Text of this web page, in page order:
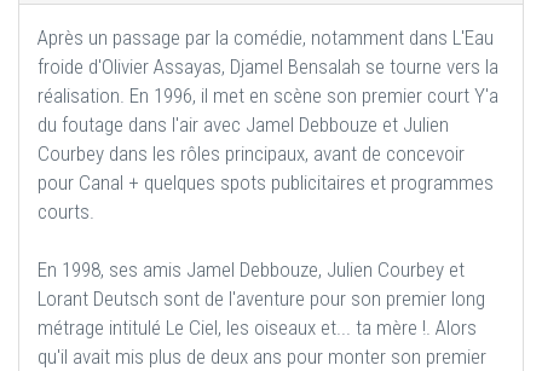
Après un passage par la comédie, notamment dans L'Eau
froide d'Olivier Assayas, Djamel Bensalah se tourne vers la
réalisation. En 1996, il met en scène son premier court Y'a
du foutage dans l'air avec Jamel Debbouze et Julien
Courbey dans les rôles principaux, avant de concevoir
pour Canal + quelques spots publicitaires et programmes
courts.
En 1998, ses amis Jamel Debbouze, Julien Courbey et
Lorant Deutsch sont de l'aventure pour son premier long
métrage intitulé Le Ciel, les oiseaux et... ta mère !. Alors
qu'il avait mis plus de deux ans pour monter son premier